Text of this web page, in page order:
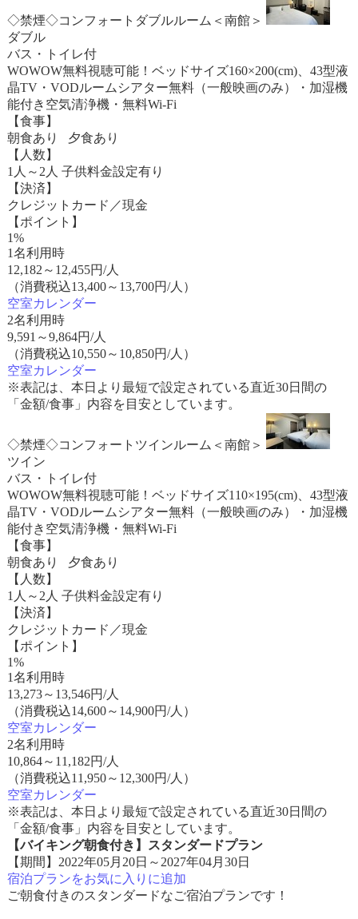
◇禁煙◇コンフォートダブルルーム＜南館＞
ダブル
バス・トイレ付
WOWOW無料視聴可能！ベッドサイズ160×200(cm)、43型液
晶TV・VODルームシアター無料（一般映画のみ）・加湿機
能付き空気清浄機・無料Wi-Fi
【食事】
朝食あり 夕食あり
【人数】
1人～2人 子供料金設定有り
【決済】
クレジットカード／現金
【ポイント】
1%
1名利用時
12,182 ～ 12,455円/人
（消費税込13,400～13,700円/人）
空室カレンダー
2名利用時
9,591 ～9,864円/人
（消費税込10,550～10,850円/人）
空室カレンダー
※表記は、本日より最短で設定されている直近30日間の
「金額/食事」内容を目安としています。
◇禁煙◇コンフォートツインルーム＜南館＞
ツイン
バス・トイレ付
WOWOW無料視聴可能！ベッドサイズ110×195(cm)、43型液
晶TV・VODルームシアター無料（一般映画のみ）・加湿機
能付き空気清浄機・無料Wi-Fi
【食事】
朝食あり 夕食あり
【人数】
1人～2人 子供料金設定有り
【決済】
クレジットカード／現金
【ポイント】
1%
1名利用時
13,273～ 13,546円/人
（消費税込14,600～14,900円/人）
空室カレンダー
2名利用時
10,864～ 11,182円/人
（消費税込11,950～12,300円/人）
空室カレンダー
※表記は、本日より最短で設定されている直近30日間の
「金額/食事」内容を目安としています。
【バイキング朝食付き】スタンダードプラン
【期間】2022年05月20日～2027年04月30日
宿泊プランをお気に入りに追加
ご朝食付きのスタンダードなご宿泊プランです！